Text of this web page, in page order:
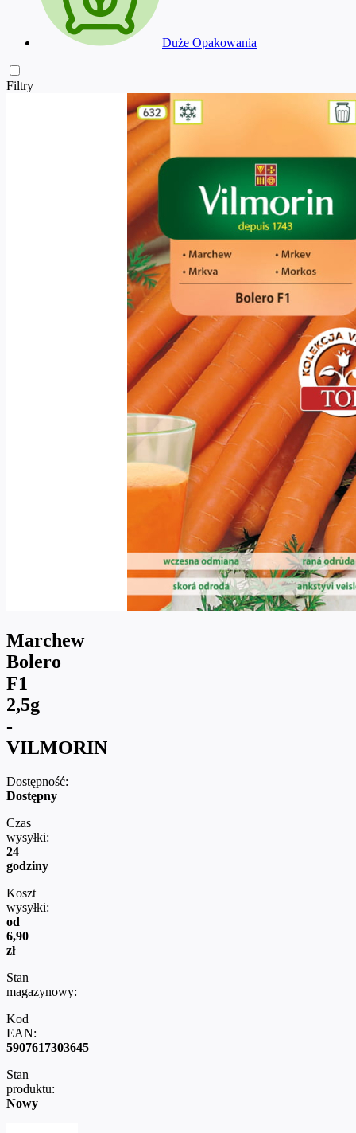
Duże Opakowania
Filtry
Marchew
Bolero
F1
2,5g
-
VILMORIN
Dostępność:
Dostępny
Czas
wysyłki:
24
godziny
Koszt
wysyłki:
od
6,90
zł
Stan
magazynowy:
Kod
EAN:
5907617303645
Stan
produktu:
Nowy